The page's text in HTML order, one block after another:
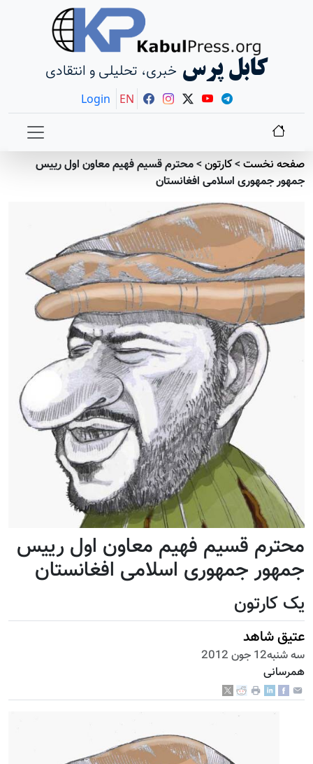
کابل پرس خبری، تحلیلی و انتقادی
Login EN
صفحه نخست>کارتون>محترم قسیم فهیم معاون اول رییس
جمهور جمهوری اسلامی افغانستان
محترم قسیم فهیم معاون اول رییس
جمهور جمهوری اسلامی افغانستان
یک کارتون
عتیق شاهد
سه شنبه12 جون 2012
همرسانی